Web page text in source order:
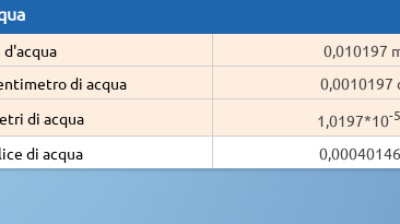
d'acqua
0,010197
di acqua
0,0010197
di acqua
1,0197*10-5
di acqua